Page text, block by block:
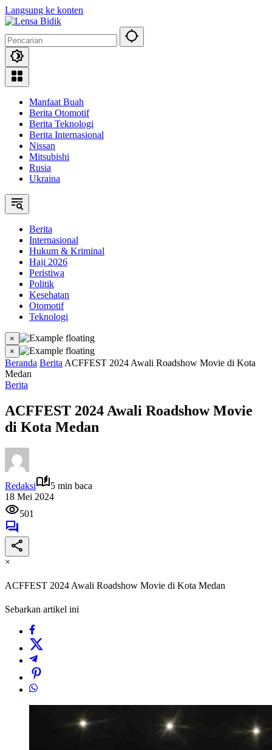
Langsung ke konten
Manfaat Buah
Berita Otomotif
Berita Teknologi
Berita Internasional
Nissan
Mitsubishi
Rusia
Ukraina
Berita
Internasional
Hukum & Kriminal
Haji 2026
Peristiwa
Politik
Kesehatan
Otomotif
Teknologi
×
×
Beranda Berita ACFFEST 2024 Awali Roadshow Movie di Kota
Medan
Berita
ACFFEST 2024 Awali Roadshow Movie
di Kota Medan
Redaksi
5 min baca
18 Mei 2024
501
×
ACFFEST 2024 Awali Roadshow Movie di Kota Medan
Sebarkan artikel ini